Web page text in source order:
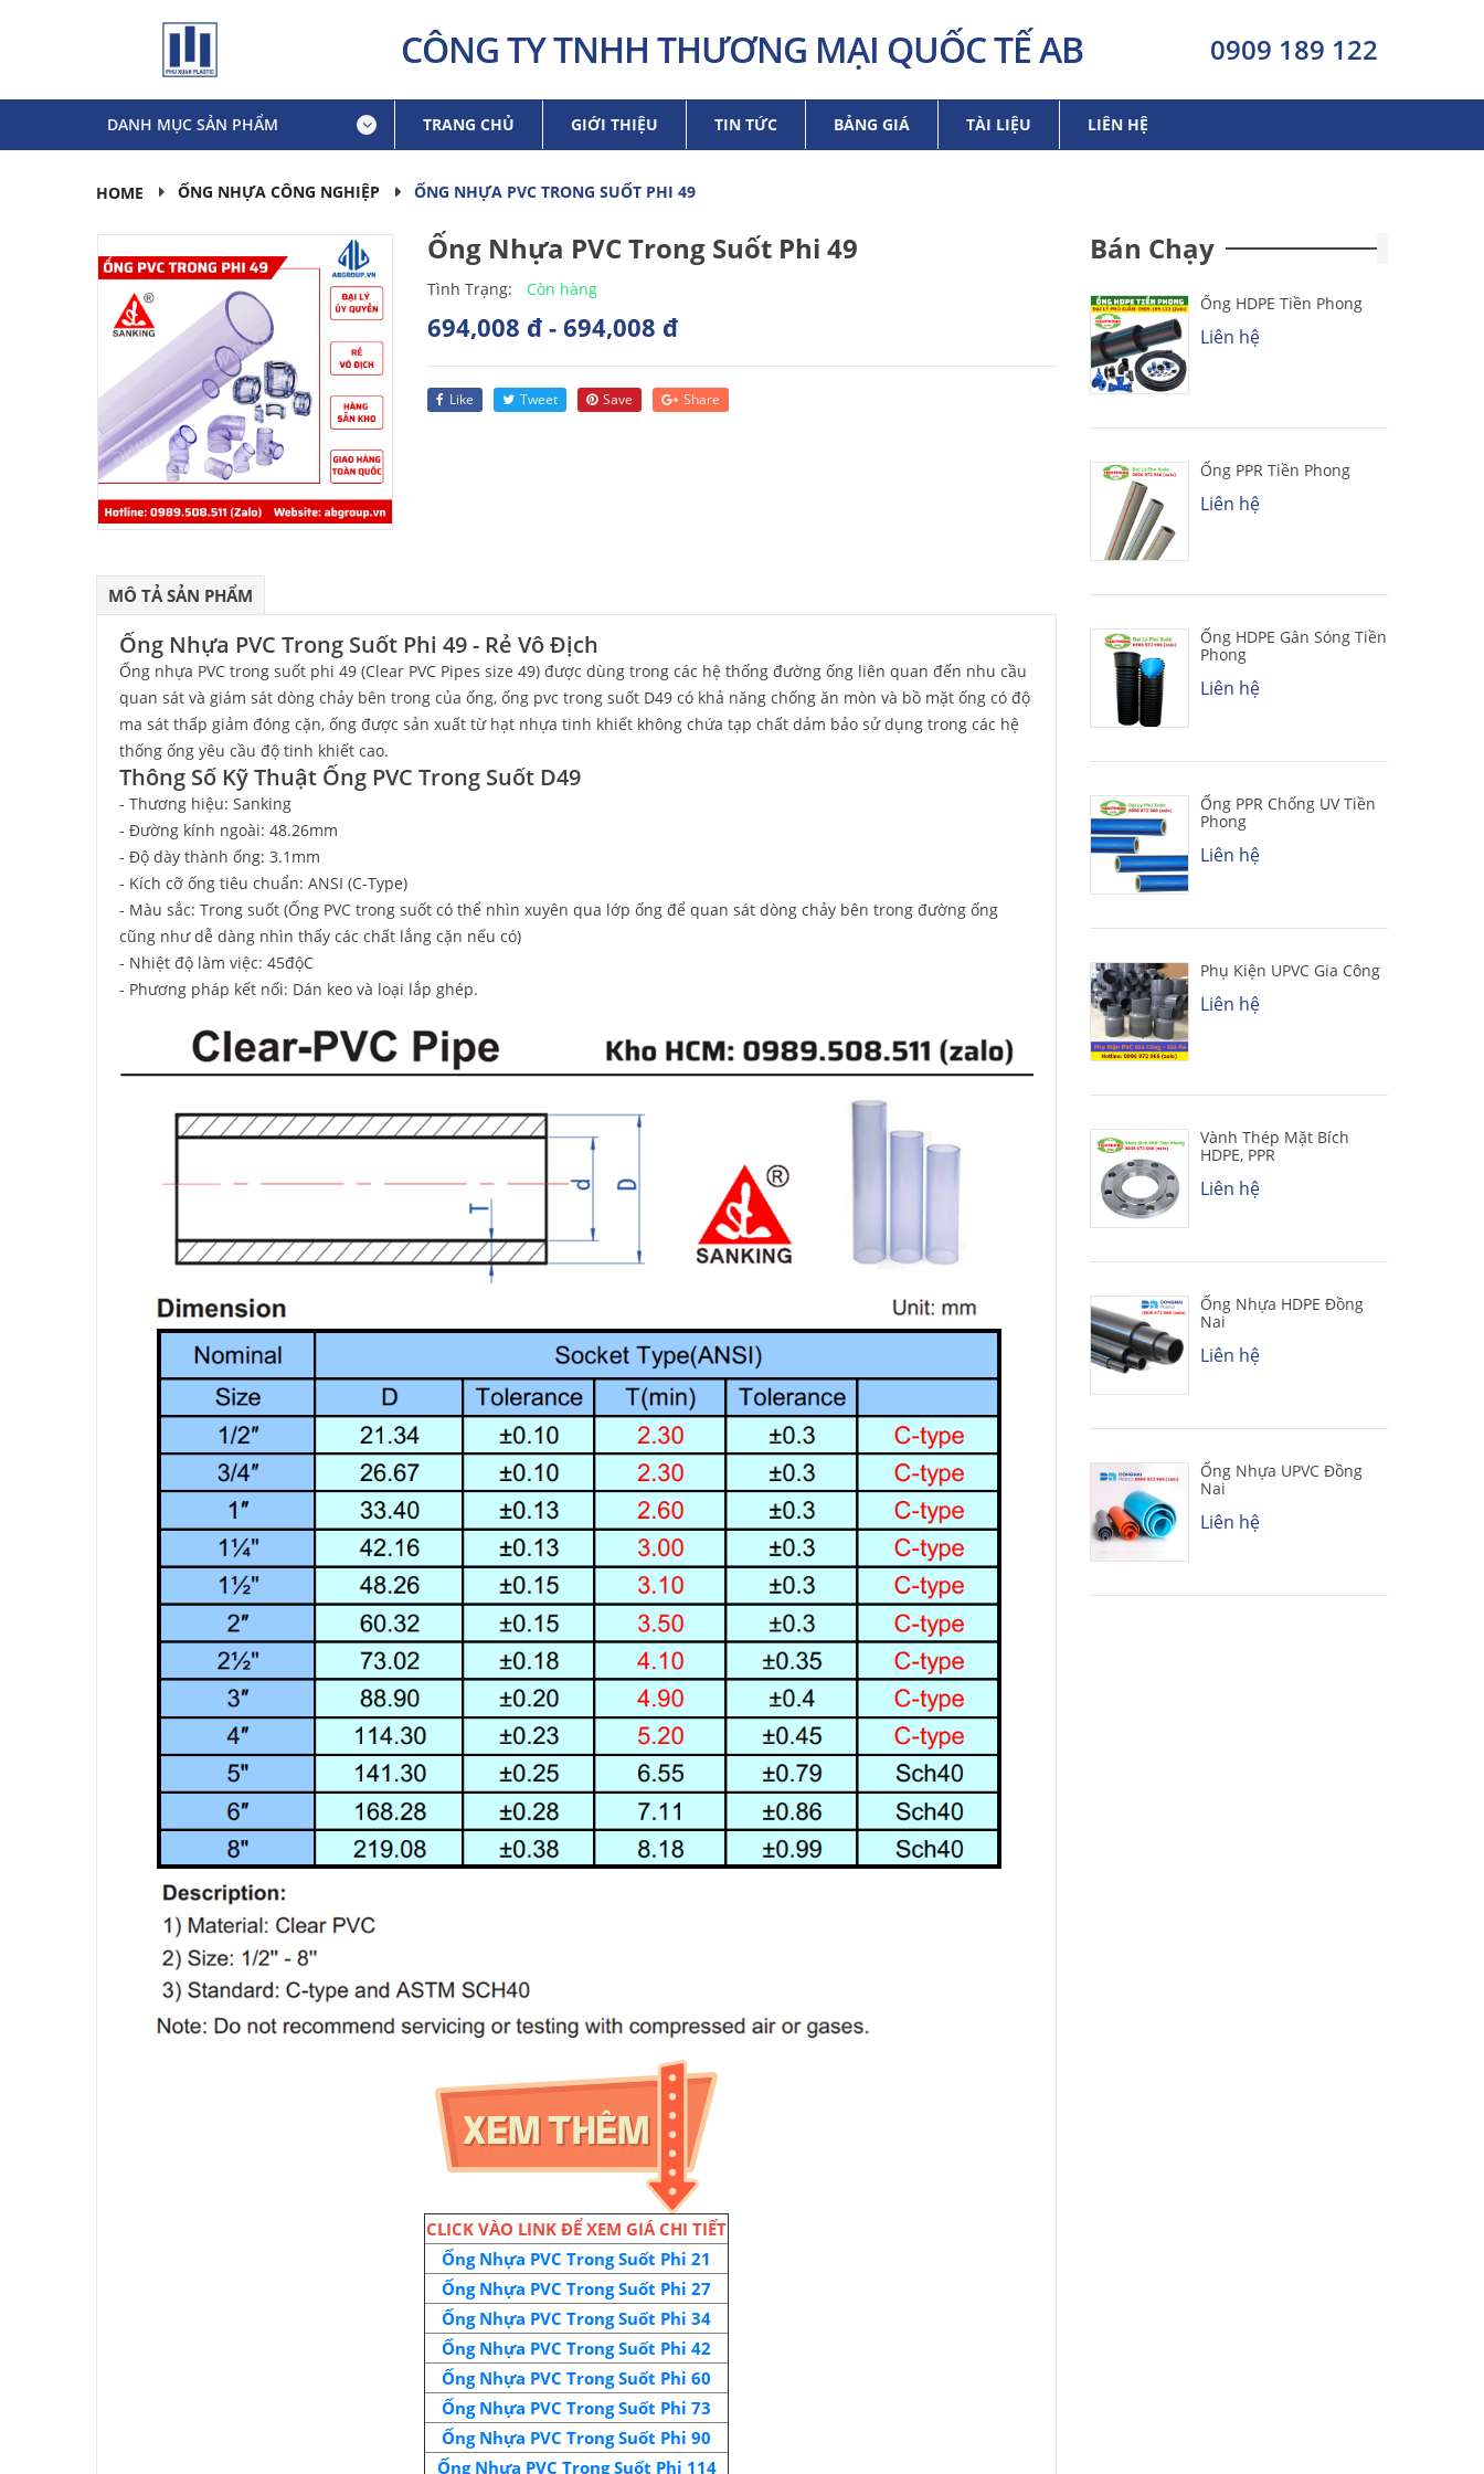
CÔNG TY TNHH THƯƠNG MẠI QUỐC TẾ AB 0909 189 122
DANH MỤC SẢN PHẨM TRANG CHỦ GIỚI THIỆU TIN TỨC BẢNG GIÁ TÀI LIỆU LIÊN HỆ
HOME ỐNG NHỰA CÔNG NGHIỆP ỐNG NHỰA PVC TRONG SUỐT PHI 49
Ống Nhựa PVC Trong Suốt Phi 49
Tình Trạng: Còn hàng
694,008 đ - 694,008 đ
Like Tweet Save Share
MÔ TẢ SẢN PHẨM
Ống Nhựa PVC Trong Suốt Phi 49 - Rẻ Vô Địch
Ống nhựa PVC trong suốt phi 49 (Clear PVC Pipes size 49) được dùng trong các hệ thống đường ống liên quan đến nhu cầu
quan sát và giám sát dòng chảy bên trong của ống, ống pvc trong suốt D49 có khả năng chống ăn mòn và bồ mặt ống có độ
ma sát thấp giảm đóng cặn, ống được sản xuất từ hạt nhựa tinh khiết không chứa tạp chất dảm bảo sử dụng trong các hệ
thống ống yêu cầu độ tinh khiết cao.
Thông Số Kỹ Thuật Ống PVC Trong Suốt D49
- Thương hiệu: Sanking
- Đường kính ngoài: 48.26mm
- Độ dày thành ống: 3.1mm
- Kích cỡ ống tiêu chuẩn: ANSI (C-Type)
- Màu sắc: Trong suốt (Ống PVC trong suốt có thể nhìn xuyên qua lớp ống để quan sát dòng chảy bên trong đường ống
cũng như dễ dàng nhìn thấy các chất lắng cặn nếu có)
- Nhiệt độ làm việc: 45độC
- Phương pháp kết nối: Dán keo và loại lắp ghép.
CLICK VÀO LINK ĐỂ XEM GIÁ CHI TIẾT
Ống Nhựa PVC Trong Suốt Phi 21
Ống Nhựa PVC Trong Suốt Phi 27
Ống Nhựa PVC Trong Suốt Phi 34
Ống Nhựa PVC Trong Suốt Phi 42
Ống Nhựa PVC Trong Suốt Phi 60
Ống Nhựa PVC Trong Suốt Phi 73
Ống Nhựa PVC Trong Suốt Phi 90
Ống Nhựa PVC Trong Suốt Phi 114
Bán Chạy
Ống HDPE Tiền Phong
Liên hệ
Ống PPR Tiền Phong
Liên hệ
Ống HDPE Gân Sóng Tiền
Phong
Liên hệ
Ống PPR Chống UV Tiền
Phong
Liên hệ
Phụ Kiện UPVC Gia Công
Liên hệ
Vành Thép Mặt Bích
HDPE, PPR
Liên hệ
Ống Nhựa HDPE Đồng
Nai
Liên hệ
Ống Nhựa UPVC Đồng
Nai
Liên hệ